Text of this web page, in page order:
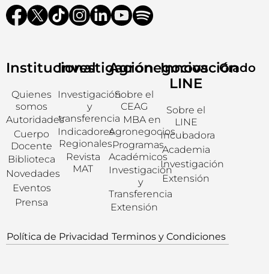
Institucional
Quienes
somos
Autoridades
Cuerpo
Docente
Biblioteca
Novedades
Eventos
Prensa
Investigación
Investigación
y
transferencia
Indicadores
Regionales
Revista
MAT
Agronegocios
Sobre el
CEAG
MBA en
Agronegocios
Programas
Académicos
Investigación
y
Transferencia
Extensión
Innovación
LINE
Sobre el
LINE
Incubadora
Academia
Investigación
Extensión
Grado
Política de Privacidad Terminos y Condiciones